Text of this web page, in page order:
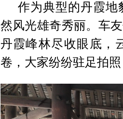
作为典型的丹霞地
然风光雄奇秀丽。车
丹霞峰林尽收眼底，
卷，大家纷纷驻足拍